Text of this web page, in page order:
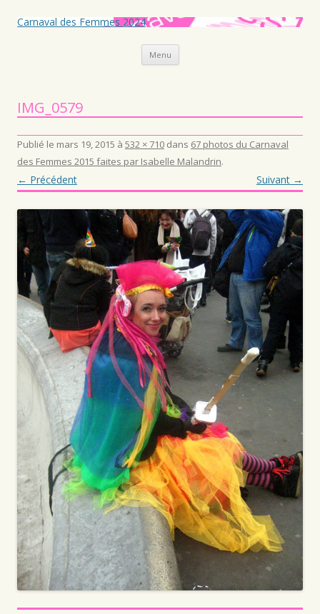
Carnaval des Femmes 2024
Menu Aller au contenu principal
IMG_0579
Publié le mars 19, 2015 à 532 × 710 dans 67 photos du Carnaval
des Femmes 2015 faites par Isabelle Malandrin.
← Précédent Suivant →